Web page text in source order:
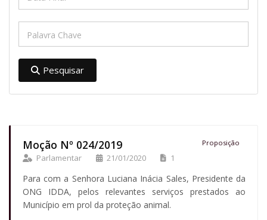
Moção Nº 024/2019 Proposição
Parlamentar 21/01/2020 1
Para com a Senhora Luciana Inácia Sales, Presidente da
ONG IDDA, pelos relevantes serviços prestados ao
Município em prol da proteção animal.
Pesquisar